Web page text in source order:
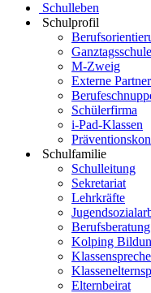
Schulleben
Schulprofil
Ganztagsschule
M-Zweig
Externe Partner
Schülerfirma
i-Pad-Klassen
Schulfamilie
Schulleitung
Sekretariat
Lehrkräfte
Berufsberatung
Kolping
Elternbeirat